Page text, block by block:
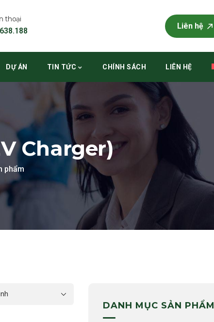
thoại
Liên hệ
DỰ ÁN TIN TỨC CHÍNH SÁCH LIÊN HỆ
Charger)
phẩm
DANH MỤC SẢN PHẨM